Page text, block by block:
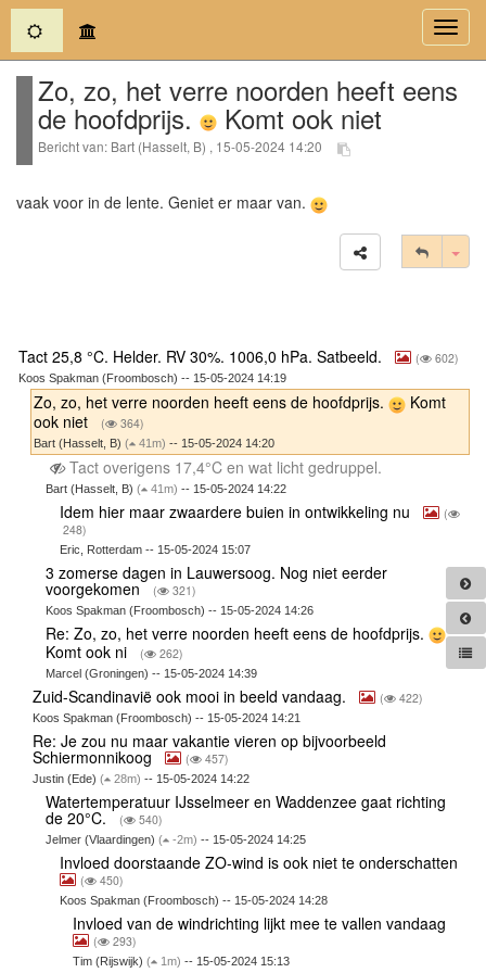
(current)
Zo, zo, het verre noorden heeft eens
de hoofdprijs. Komt ook niet
Bericht van: Bart (Hasselt, B) , 15-05-2024 14:20
vaak voor in de lente. Geniet er maar van.
Tact 25,8 °C. Helder. RV 30%. 1006,0 hPa. Satbeeld. ( 602)
Koos Spakman (Froombosch) -- 15-05-2024 14:19
Zo, zo, het verre noorden heeft eens de hoofdprijs.
Komt
ook niet
( 364)
Bart (Hasselt, B) ( 41m) -- 15-05-2024 14:20
Tact overigens 17,4°C en wat licht gedruppel.
Bart (Hasselt, B)( 41m) -- 15-05-2024 14:22
Idem hier maar zwaardere buien in ontwikkeling nu
(
248)
Eric, Rotterdam -- 15-05-2024 15:07
3 zomerse dagen in Lauwersoog. Nog niet eerder
voorgekomen ( 321)
Koos Spakman (Froombosch) -- 15-05-2024 14:26
Re: Zo, zo, het verre noorden heeft eens de hoofdprijs.
Komt ook ni
( 262)
Marcel (Groningen) -- 15-05-2024 14:39
Zuid-Scandinavië ook mooi in beeld vandaag. ( 422)
Koos Spakman (Froombosch) -- 15-05-2024 14:21
Re: Je zou nu maar vakantie vieren op bijvoorbeeld
Schiermonnikoog ( 457)
Justin (Ede) ( 28m) -- 15-05-2024 14:22
Watertemperatuur IJsselmeer en Waddenzee gaat richting
de 20°C. ( 540)
Jelmer (Vlaardingen)( -2m) -- 15-05-2024 14:25
Invloed doorstaande ZO-wind is ook niet te onderschatten
( 450)
Koos Spakman (Froombosch) -- 15-05-2024 14:28
Invloed van de windrichting lijkt mee te vallen vandaag
( 293)
Tim (Rijswijk)( 1m) -- 15-05-2024 15:13